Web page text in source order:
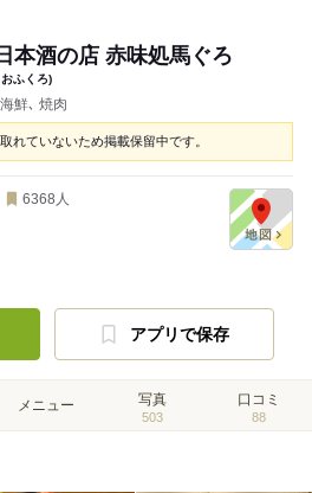
本酒の店 赤味処馬ぐろ
ふくろ)
鮮､ 焼肉
れていないため掲載保留中です。
6368 人
アプリで保存
メニュー 写真
503
口コミ
88